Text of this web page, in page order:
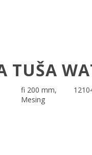
TUŠA
fi 200 mm,
Mesing